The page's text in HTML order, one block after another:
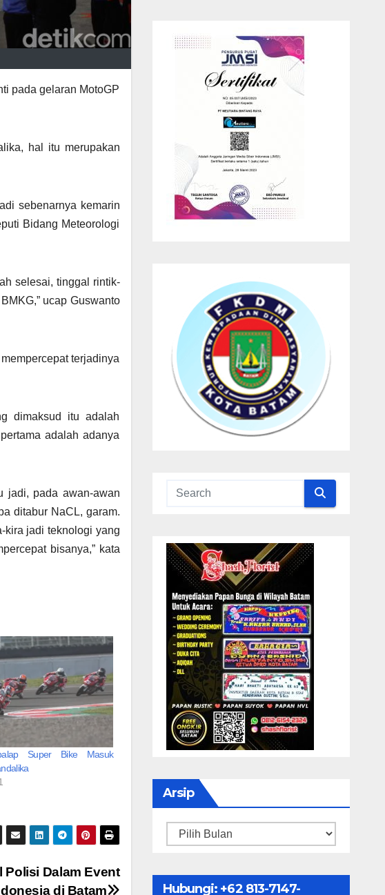
pada gelaran MotoGP
hal itu merupakan
sebenarnya kemarin
Bidang Meteorologi
selesai, tinggal rintik-
ucap Guswanto
terjadinya
dimaksud itu adalah
adalah adanya
jadi, pada awan-awan
ditabur NaCL, garam.
kira jadi teknologi yang
bisanya,” kata
Super Bike Masuk
Polisi Dalam Event
di Batam
Arsip
Arsip
Hubungi: ‪+62 813-7147-